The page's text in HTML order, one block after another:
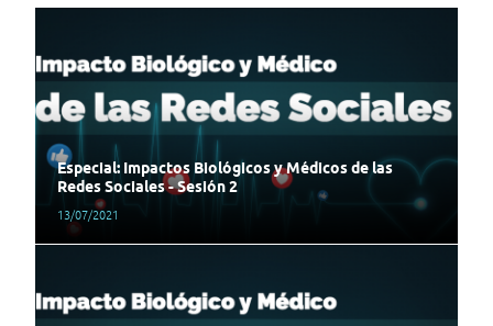
Especial: Impactos Biológicos y Médicos de las
Redes Sociales - Sesión 2
13/07/2021